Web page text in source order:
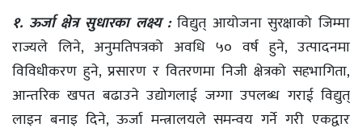
१. ऊर्जा क्षेत्र सुधारका लक्ष्य :विद्युत् आयोजना सुरक्षाको जिम्मा
राज्यले लिने, अनुमतिपत्रको अवधि ५० वर्ष हुने, उत्पादनमा
विविधीकरण हुने, प्रसारण र वितरणमा निजी क्षेत्रको सहभागिता,
आन्तरिक खपत बढाउने उद्योगलाई जग्गा उपलब्ध गराई विद्युत्
लाइन बनाइ दिने, ऊर्जा मन्त्रालयले समन्वय गर्ने गरी एकद्वार